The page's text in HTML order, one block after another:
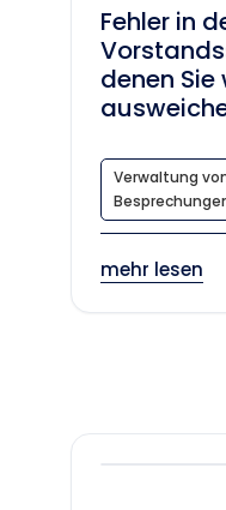
Fehler in
denen Sie
Verwaltung
mehr lesen